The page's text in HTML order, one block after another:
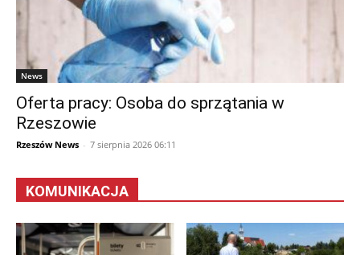
News
Oferta pracy: Osoba do sprzątania w
Rzeszowie
Rzeszów News - 7 sierpnia 2026 06:11
KOMUNIKACJA